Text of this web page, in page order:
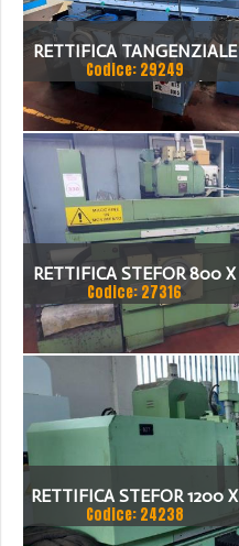
RETTIFICA TANGENZIALE
STEFOR RTB 800/5,
DISPONIBILE PRESSO NS
SEDE IN PRONTA
CONSEGNA SALVO
VENDUTO
Codice: 29249
RETTIFICA STEFOR 800 X
500MM COMPLETA
Codice: 27316
RETTIFICA STEFOR 1200 X
600 X 600 ANNO 1997
Codice: 24238